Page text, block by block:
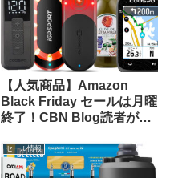
【人気商品】Amazon
Black Friday セールは月曜
終了！CBN Blog読者が買
します
セール情報